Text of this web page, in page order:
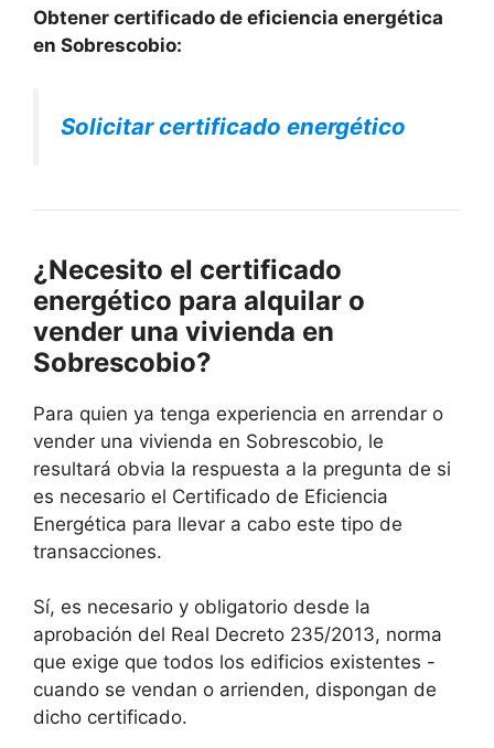
Obtener certificado de eficiencia energética
en Sobrescobio:
Solicitar certificado energético
¿Necesito el certificado
energético para alquilar o
vender una vivienda en
Sobrescobio?
Para quien ya tenga experiencia en arrendar o
vender una vivienda en Sobrescobio, le
resultará obvia la respuesta a la pregunta de si
es necesario el Certificado de Eficiencia
Energética para llevar a cabo este tipo de
transacciones.
Sí, es necesario y obligatorio desde la
aprobación del Real Decreto 235/2013, norma
que exige que todos los edificios existentes -
cuando se vendan o arrienden, dispongan de
dicho certificado.